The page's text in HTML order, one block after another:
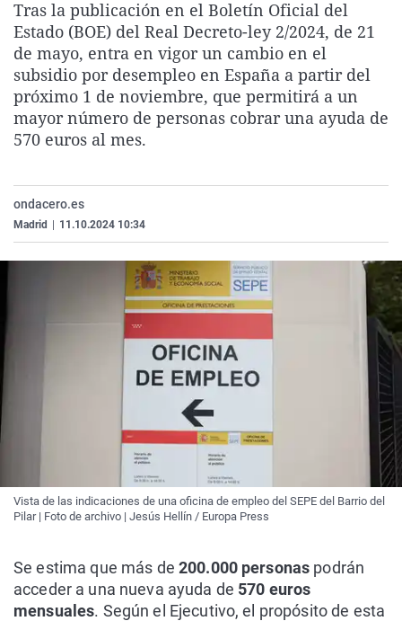
La rosa de los vientos
Gente viajera
Como el perro y el
Caso
Retornados
Equipo de
Operación Viuda
Extremadura
Galicia
La Rioja
Virales
Televisión
Elecciones
Tras la publicación en el Boletín Oficial del
Estado (BOE) del Real Decreto-ley 2/2024, de 21
de mayo, entra en vigor un cambio en el
subsidio por desempleo en España a partir del
próximo 1 de noviembre, que permitirá a un
mayor número de personas cobrar una ayuda de
570 euros al mes.
ondacero.es
Madrid 11.10.2024 10:34
Vista de las indicaciones de una oficina de empleo del SEPE del Barrio del
Pilar | Foto de archivo | Jesús Hellín / Europa Press
Se estima que más de 200.000 personas podrán
acceder a una nueva ayuda de 570 euros
mensuales. Según el Ejecutivo, el propósito de esta